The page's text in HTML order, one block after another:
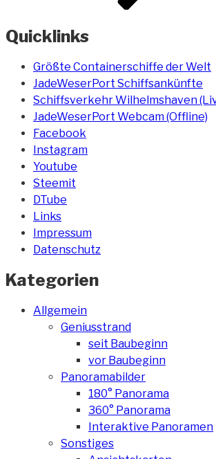
Quicklinks
Größte Containerschiffe der Welt
JadeWeserPort Schiffsankünfte
Schiffsverkehr Wilhelmshaven
JadeWeserPort Webcam (Offline)
Facebook
Instagram
Youtube
Steemit
DTube
Links
Impressum
Datenschutz
Kategorien
Allgemein
Geniusstrand
seit Baubeginn
vor Baubeginn
Panoramabilder
180° Panorama
360° Panorama
Interaktive Panoramen
Sonstiges